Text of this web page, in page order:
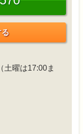
る
土曜は17:00ま